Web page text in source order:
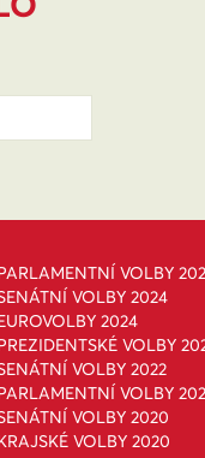
VOLBY
VOLBY 2024
2024
VOLBY
VOLBY 2022
VOLBY
VOLBY 2020
VOLBY 2020